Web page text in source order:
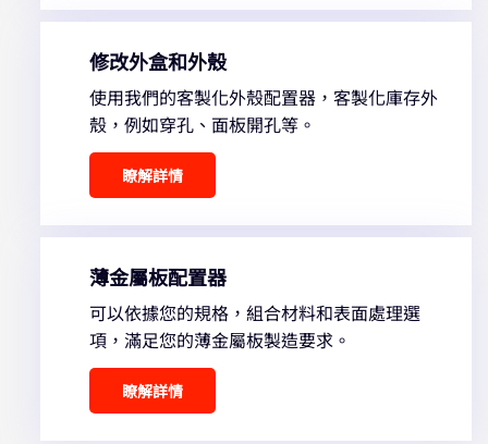
修改外盒和外殼
使用我們的客製化外殼配置器，客製化庫存外
殼，例如穿孔、面板開孔等。
瞭解詳情
薄金屬板配置器
可以依據您的規格，組合材料和表面處理選
項，滿足您的薄金屬板製造要求。
瞭解詳情